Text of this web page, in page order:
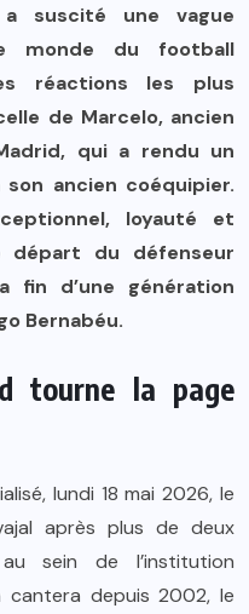
suscité une vague
monde du football
réactions les plus
de Marcelo, ancien
qui a rendu un
ancien coéquipier.
loyauté et
départ du défenseur
fin d’une génération
Bernabéu.
tourne la page
lundi 18 mai 2026, le
après plus de deux
sein de l’institution
cantera depuis 2002, le